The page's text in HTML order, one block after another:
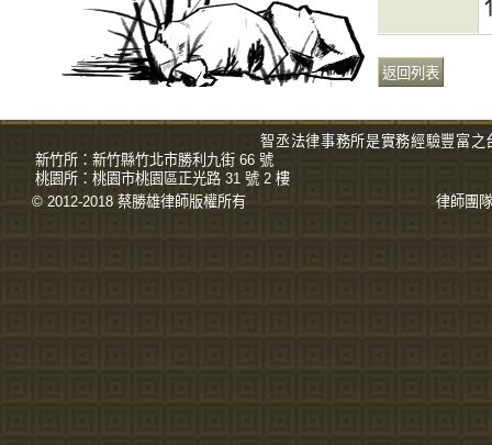
智丞法律事務所是實務經驗豐富之
新竹所： 新竹縣竹北市勝利九街 66 號
桃園所： 桃園市桃園區正光路 31 號 2 樓
© 2012-2018 蔡勝雄律師版權所有 律師團隊